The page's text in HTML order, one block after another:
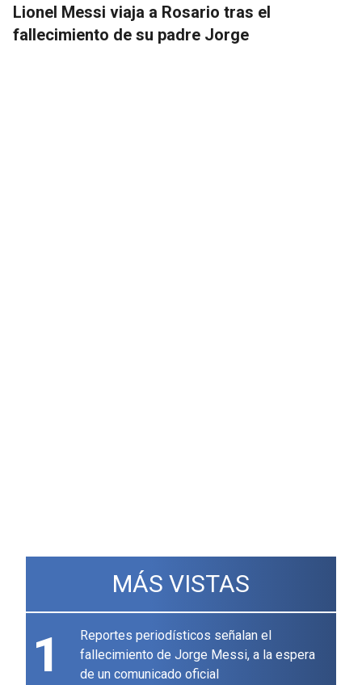
Lionel Messi viaja a Rosario tras el
fallecimiento de su padre Jorge
MÁS VISTAS
1
Reportes periodísticos señalan el
fallecimiento de Jorge Messi, a la espera
de un comunicado oficial